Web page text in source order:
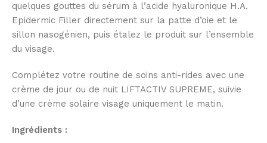
quelques gouttes du sérum à l’acide hyaluronique H.A.
Epidermic Filler directement sur la patte d’oie et le
sillon nasogénien, puis étalez le produit sur l’ensemble
du visage.
Complétez votre routine de soins anti-rides avec une
crème de jour ou de nuit LIFTACTIV SUPREME, suivie
d’une crème solaire visage uniquement le matin.
Ingrédients :